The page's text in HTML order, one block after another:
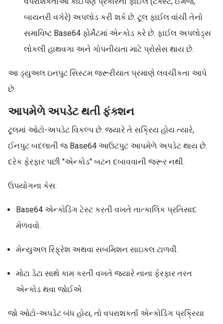
બાયનરી વગેરે) અપલોડ કરી શકે છે. ટૂલ ફાઈલ વાંચી તેનો
સમાવિષ્ટ Base64 ફોર્મેટમાં એન્કોડ કરે છે. ફાઈલ અપલોડ્સ
લોકલી હાથવગા અને ગોપનીયતા માટે પ્રોસેસ થાય છે.
આ ડ્યુઅલ ઇનપુટ સિસ્ટમ જરૂરીયાત પ્રમાણે લવચીકતા આપે
છે.
આપમેળે અપડેટ થતી ફંક્શન
ટૂલમાં ઓટો-અપડેટ વિકલ્પ છે. જ્યારે તે સક્રિય હોય ત્યારે,
ઈનપુટ બદલાતી જ Base64 આઉટપુટ આપમેળે અપડેટ થાય છે.
દરેક ફેરફાર પછી "એન્કોડ" બટન દબાવવાની જરૂર નથી.
ઉપયોગના કેસ:
Base64 એન્કોડિંગ ટેસ્ટ કરતી વખતે તાત્કાલિક પ્રતિસાદ
મેળવવો.
મેન્યુઅલ રિફ્રેશ અથવા સબમિશન સાઇકલ ટાળવી.
મોટા ડેટા સાથે કામ કરતી વખતે જ્યારે નાના ફેરફાર તરત
એન્કોડ થવા જોઈએ.
જો ઓટો-અપડેટ બંધ હોય, તો વપરાશકર્તા એન્કોડિંગ પ્રક્રિયા